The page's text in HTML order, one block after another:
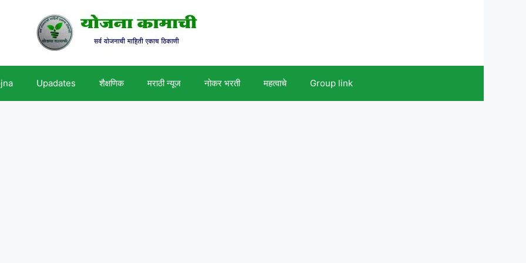
Upadates शैक्षणिक मराठी न्यूज नोकर भरती महत्वाचे Group link